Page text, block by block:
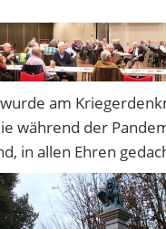
am
während der
in allen Ehren